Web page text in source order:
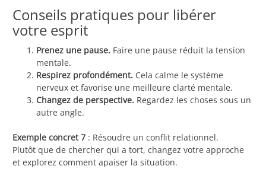
Conseils pratiques pour libérer
votre esprit
Prenez une pause. Faire une pause réduit la tension
mentale.
Respirez profondément. Cela calme le système
nerveux et favorise une meilleure clarté mentale.
Changez de perspective. Regardez les choses sous un
autre angle.
Exemple concret 7 : Résoudre un conflit relationnel.
Plutôt que de chercher qui a tort, changez votre approche
et explorez comment apaiser la situation.